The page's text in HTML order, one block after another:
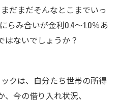
だまだそんなとこまでいっ
らみ合いが金利0.4～1.0％あ
はないでしょうか？
クは、自分たち世帯の所得
今の借り入れ状況、